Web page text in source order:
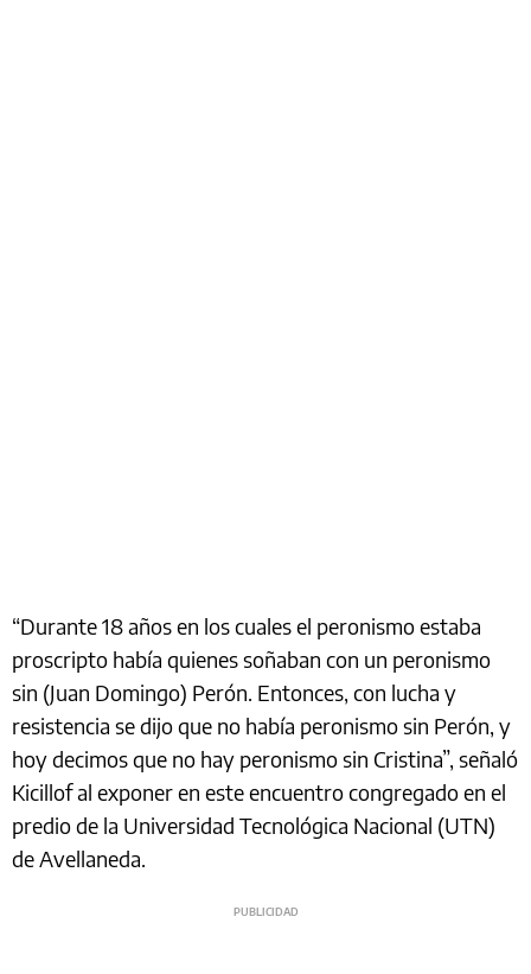
“Durante 18 años en los cuales el peronismo estaba
proscripto había quienes soñaban con un peronismo
sin (Juan Domingo) Perón. Entonces, con lucha y
resistencia se dijo que no había peronismo sin Perón, y
hoy decimos que no hay peronismo sin Cristina”, señaló
Kicillof al exponer en este encuentro congregado en el
predio de la Universidad Tecnológica Nacional (UTN)
de Avellaneda.